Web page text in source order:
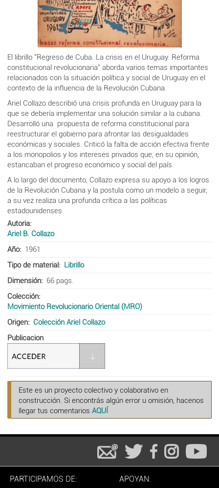
El librillo "Regreso de Cuba. La crisis en el Uruguay. Reforma
constitucional revolucionaria" aborda varios temas importantes
relacionados con la situación política y social de Uruguay en el
contexto de la influencia de la Revolución Cubana.
Ariel Collazo describió una crisis profunda en Uruguay para la
que se debería implementar una solución similar a la cubana.
Desarrolló una propuesta de reforma constitucional para
reestructurar el gobierno para afrontar las desigualdades
económicas y sociales. Criticó la falta de acción efectiva frente
a los monopolios y los intereses privados que, en su opinión,
estancaban el progreso económico y social del país.
A lo largo del documento, Collazo expresa su apoyo a los logros
de la Revolución Cubana y la postula como un modelo a seguir,
a su vez realiza una profunda crítica a las políticas
estadounidenses.
Autoria
Ariel B. Collazo
Año
1961
Tipo de material
Librillo
Dimensión
66 pags.
Colección
Movimiento Revolucionario Oriental (MRO)
Origen
Colección Ariel Collazo
Publicacion
Este es un proyecto colectivo y colaborativo en
construcción. Si encontrás algún error u omisión, hacenos
llegar tus comentarios AQUÍ
PARTICIPAMOS DE: APOYAN: